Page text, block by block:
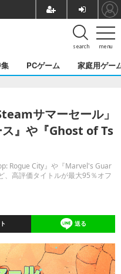
menu
search
集 PCゲーム 家庭用ゲー
サマーセール」
』や『Ghost of Ts
Rogue City』や『Marvel's Guar
、高評価タイトルが最大95％オフ
送る